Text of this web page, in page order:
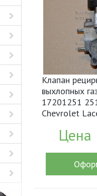
Клапан
выхлопных
17201251
Chevrolet
Цена